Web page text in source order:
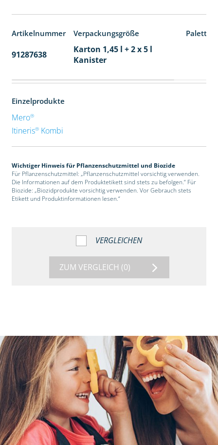
Artikelnummer Verpackungsgröße
91287638
Karton 1,45 l + 2 x 5 l
Kanister
Einzelprodukte
Mero®
Itineris®Kombi
Wichtiger Hinweis für Pflanzenschutzmittel und Biozide
Für Pflanzenschutzmittel: „Pflanzenschutzmittel vorsichtig verwenden.
Die Informationen auf dem Produktetikett sind stets zu befolgen.“ Für
Biozide: „Biozidprodukte vorsichtig verwenden. Vor Gebrauch stets
Etikett und Produktinformationen lesen.“
VERGLEICHEN
ZUM VERGLEICH (0)